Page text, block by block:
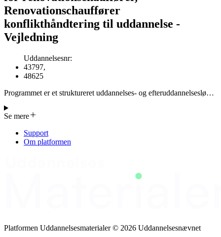
Renovationschauffører
konflikthåndtering til uddannelse -
Vejledning
Uddannelsesnr:
43797,
48625
Programmet er et struktureret uddannelses- og efteruddannelsesløb
konflikthåndtering. Det har til formål at styrke relationerne mellem
chauffører og borgere og forbedre sikkerhed og samarbejde under
affaldssamling. Centralt er at skabe ligeværdig dialog og forstå egne
signaler samt deres fortolkning. Det anvender konkrete øvelser som
'Jeg er OK – Du er OK', 'Ord – Tonefald – Kropssprog' og
gruppeøvelser og individuelle refleksioner. Løbende positiv
feedback og anerkendelse er afgørende, samtidig med brug af sjove
erfarne chauffører og kan tilpasses efter AMU‑krav.
Se mere
Support
Om platformen
Platformen Uddannelsesmaterialer © 2026 Uddannelsesnævnet